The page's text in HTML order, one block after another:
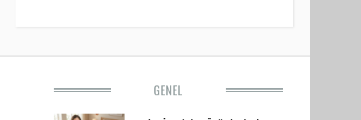
GENEL